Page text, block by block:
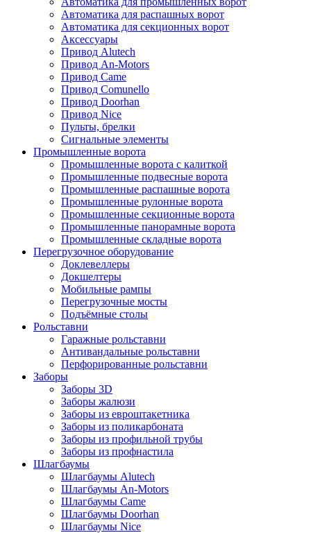
Автоматика для распашных ворот
Автоматика для секционных ворот
Аксессуары
Привод Alutech
Привод An-Motors
Привод Came
Привод Comunello
Привод Doorhan
Привод Nice
Пульты, брелки
Сигнальные элементы
Промышленные ворота
Промышленные ворота с калиткой
Промышленные подвесные ворота
Промышленные распашные ворота
Промышленные рулонные ворота
Промышленные секционные ворота
Промышленные панорамные ворота
Промышленные складные ворота
Перегрузочное оборудование
Доклевеллеры
Докшелтеры
Мобильные рампы
Перегрузочные мосты
Подъёмные столы
Рольставни
Гаражные рольставни
Антивандальные рольставни
Перфорированные рольставни
Заборы
Заборы 3D
Заборы жалюзи
Заборы из евроштакетника
Заборы из поликарбоната
Заборы из профильной трубы
Заборы из профнастила
Шлагбаумы
Шлагбаумы Alutech
Шлагбаумы An-Motors
Шлагбаумы Came
Шлагбаумы Doorhan
Шлагбаумы Nice